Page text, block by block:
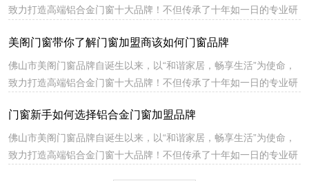
心竞争力。
致力打造高端铝合金门窗十大品牌！不但传承了十年如一日的专业研
主创新元素和特殊工艺，特别是产品结构上的创新，突破性地解决了
铝合金门窗在生产、安装和使用上公认的技术难题，提升产品市场核
心竞争力。
美阁门窗带你了解门窗加盟商该如何门窗品牌
佛山市美阁门窗品牌自诞生以来，以“和谐家居，畅享生活”为使命，
致力打造高端铝合金门窗十大品牌！不但传承了十年如一日的专业研
主创新元素和特殊工艺，特别是产品结构上的创新，突破性地解决了
铝合金门窗在生产、安装和使用上公认的技术难题，提升产品市场核
心竞争力。
门窗新手如何选择铝合金门窗加盟品牌
佛山市美阁门窗品牌自诞生以来，以“和谐家居，畅享生活”为使命，
致力打造高端铝合金门窗十大品牌！不但传承了十年如一日的专业研